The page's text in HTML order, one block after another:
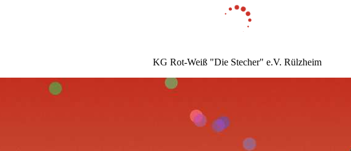
KG Rot-Weiß "Die Stecher" e.V. Rülzheim